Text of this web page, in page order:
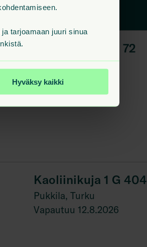
tarjoamaan juuri sinua
Hyväksy kaikki
Kaoliinikuja 1 B 72
Pukkila, Turku
Vapautuu 12.8.2026
Kaoliinikuja 1 G 404
Pukkila, Turku
Vapautuu 12.8.2026